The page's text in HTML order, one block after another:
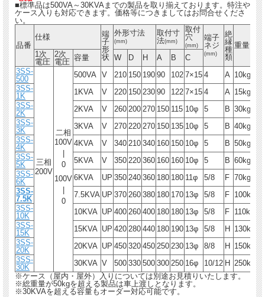
■標準品は500VA～30KVAまでの製品を取り揃えております。特注や
ケース入りも対応できます。価格等につきましてはお問合せくださ
い。
品番
仕様
端
子
形
状
外形寸法
(mm)
取付寸
法(mm)
取付
穴
(mm)
端子
ネジ
(mm)
絶
縁
種
類
重量
1次
電圧
2次
電圧 容量 W D H A B
C
3SS-
500
三相
200V
二相
100V
0
100V
0
500VA V 210 150 190 90 102 7×15 4 A 10kg
3SS-
1K
1KVA V 220 150 230 90 122 7×15 4 A 15kg
3SS-
2K
2KVA V 260 200 270 150 115 10φ 5 B 30kg
3SS-
3K
3KVA V 270 220 270 150 135 10φ 5 B 40kg
3SS-
4K
4KVA V 340 210 340 160 150 10φ 5 B 50kg
3SS-
5K
5KVA V 350 220 360 160 160 10φ 5 B 60kg
3SS-
6K
6KVA UP 350 240 360 180 180 11φ 5/8 F 70kg
3SS-
7.5K
7.5KVA UP 370 260 380 180 170 13φ 5/8 F 100kg
3SS-
10K
10KVA UP 400 260 400 180 180 13φ 5/8 F 110kg
3SS-
15K
15KVA UP 420 280 440 180 190 13φ 5/8 H
130kg
3SS-
20K
20KVA UP 450 320 450 250 230 13φ 8/8 H
150kg
3SS-
30K
30KVA V 500 330 500 300 250 16φ 10/12 H 250kg
※ケース（屋内・屋外）入りについては別途お見積りいたします。
※総重量が50kgを超える製品は車上渡しとなります。
※30KVAを超える容量もオーダー対応可能です。